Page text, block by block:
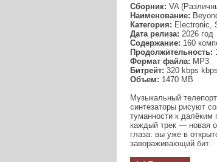
Сборник: VA
Наименование:
Категория: Electronic,
Дата релиза: 2026 год
Содержание: 160
Продолжительность:
Формат файла: MP3
Битрейт: 320 kbps kbps
Объем: 1470 МB
Музыкальный
синтезаторы рисуют
туманности к далёким
каждый трек — новая
глаза: вы уже в
завораживающий бит.